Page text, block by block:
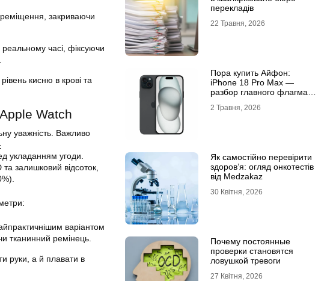
закриваючи
часі, фіксуючи
кисню в крові та
Watch
уважність. Важливо
укладанням угоди.
залишковий відсоток,
варіантом
тканинний ремінець.
руки, а й плавати в
перекладів
22 Травня, 2026
Пора купить Айфон:
iPhone 18 Pro Max —
разбор главного флагмана
2 Травня, 2026
Як самостійно перевірити
здоров’я: огляд онкотестів
від Medzakaz
30 Квітня, 2026
Почему постоянные
проверки становятся
ловушкой тревоги
27 Квітня, 2026